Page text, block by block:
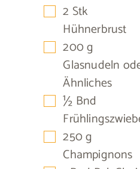
▢
2 Stk
Hühnerbrust
▢
200g
Glasnudeln
Ähnliches
▢
½ Bnd
▢
250g
Champignons